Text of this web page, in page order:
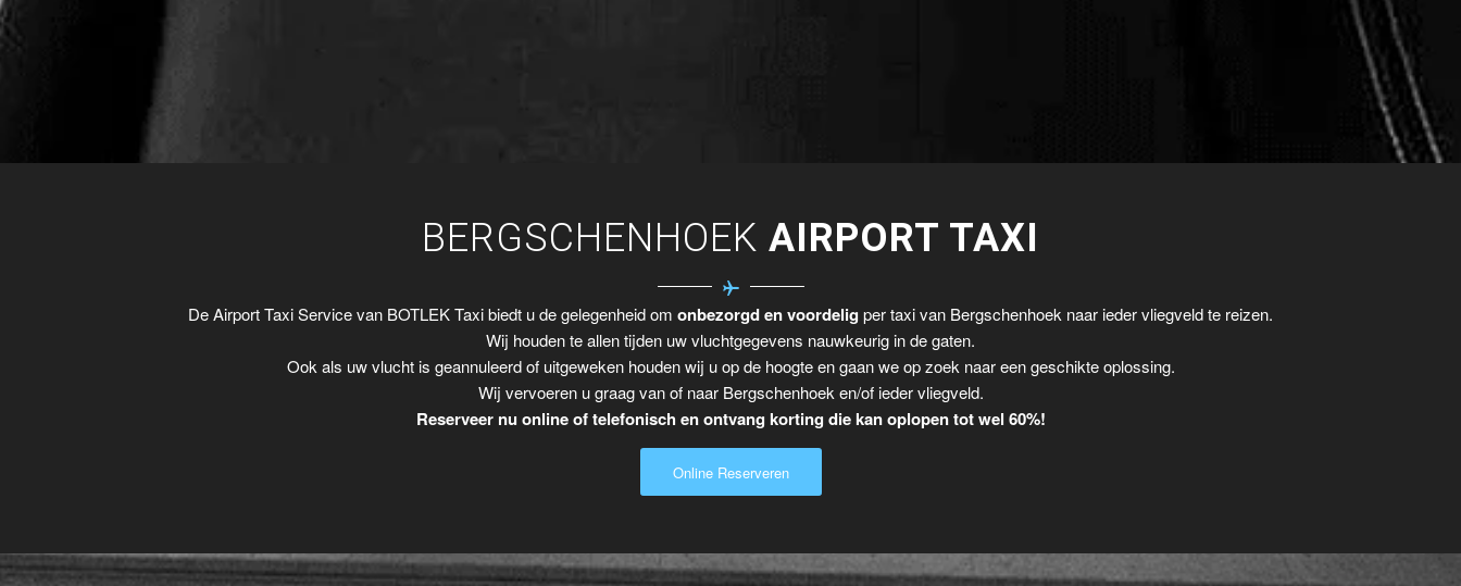
BERGSCHENHOEK AIRPORT TAXI
De Airport Taxi Service van BOTLEK Taxi biedt u de gelegenheid om onbezorgd en voordelig per taxi van Bergschenhoek naar ieder vliegveld te reizen.
Wij houden te allen tijden uw vluchtgegevens nauwkeurig in de gaten.
Ook als uw vlucht is geannuleerd of uitgeweken houden wij u op de hoogte en gaan we op zoek naar een geschikte oplossing.
Wij vervoeren u graag van of naar Bergschenhoek en/of ieder vliegveld.
Reserveer nu online of telefonisch en ontvang korting die kan oplopen tot wel 60%!
Online Reserveren